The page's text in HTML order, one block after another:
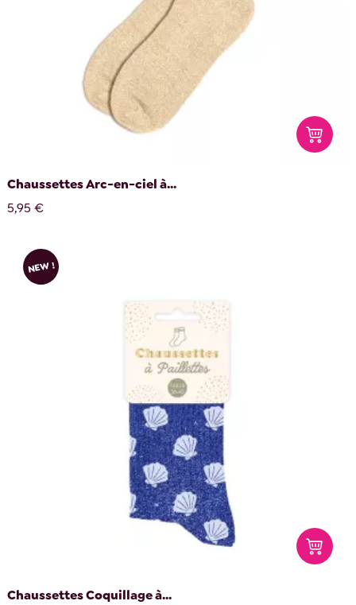
Chaussettes Arc-en-ciel à...
5,95 €
NEW !
Chaussettes Coquillage à...